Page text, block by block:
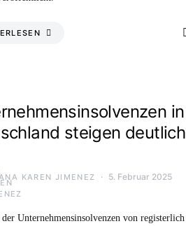
in
steigen deutlich
KAREN JIMENEZ 5. Februar 2025
Unternehmensinsolvenzen von registerlich